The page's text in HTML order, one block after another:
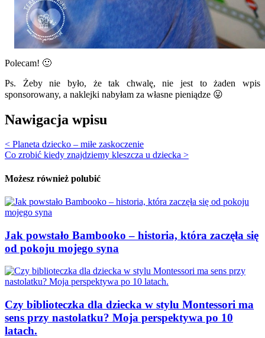
Polecam! 🙂
Ps. Żeby nie było, że tak chwalę, nie jest to żaden wpis
sponsorowany, a naklejki nabyłam za własne pieniądze 😛
Nawigacja wpisu
< Planeta dziecko – miłe zaskoczenie
Co zrobić kiedy znajdziemy kleszcza u dziecka >
Możesz również polubić
Jak powstało Bambooko – historia, która zaczęła się
od pokoju mojego syna
Czy biblioteczka dla dziecka w stylu Montessori ma
sens przy nastolatku? Moja perspektywa po 10
latach.